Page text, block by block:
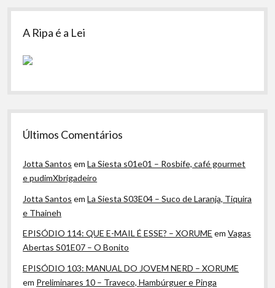
A Ripa é a Lei
Últimos Comentários
Jotta Santos emLa Siesta s01e01 – Rosbife, café gourmet
e pudimXbrigadeiro
Jotta Santos emLa Siesta S03E04 – Suco de Laranja, Tiquira
e Thaineh
EPISÓDIO 114: QUE E-MAIL É ESSE? – XORUME emVagas
Abertas S01E07 – O Bonito
EPISÓDIO 103: MANUAL DO JOVEM NERD – XORUME
em Preliminares 10 – Traveco, Hambúrguer e Pinga